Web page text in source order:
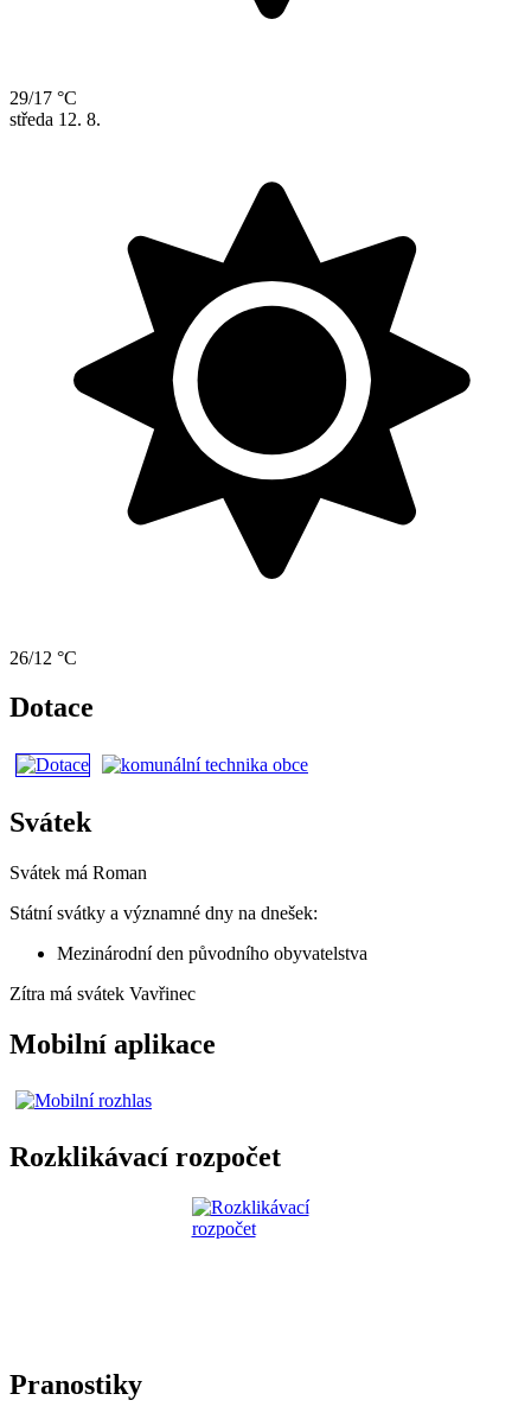
29/17 °C
středa 12. 8.
26/12 °C
Dotace
Svátek
Svátek má Roman
Státní svátky a významné dny na dnešek:
Mezinárodní den původního obyvatelstva
Zítra má svátek Vavřinec
Mobilní aplikace
Rozklikávací rozpočet
Pranostiky